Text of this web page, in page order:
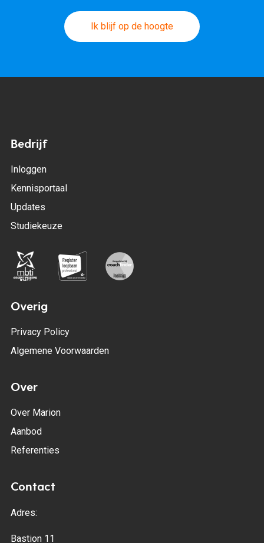
Ik blijf op de hoogte
Bedrijf
Inloggen
Kennisportaal
Updates
Studiekeuze
Overig
Privacy Policy
Algemene Voorwaarden
Over
Over Marion
Aanbod
Referenties
Contact
Adres:
Bastion 11